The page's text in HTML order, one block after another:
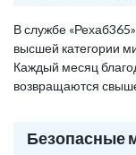
В службе
высшей категории
Каждый месяц
возвращаются
Безопасные